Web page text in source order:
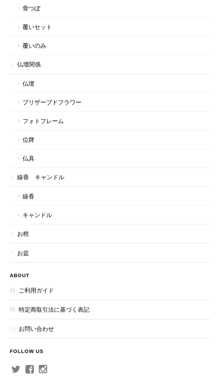
骨つぼ
覆いセット
覆いのみ
仏壇関係
仏壇
プリザーブドフラワー
フォトフレーム
位牌
仏具
線香 キャンドル
線香
キャンドル
お棺
お盆
ABOUT
ご利用ガイド
特定商取引法に基づく表記
お問い合わせ
FOLLOW US